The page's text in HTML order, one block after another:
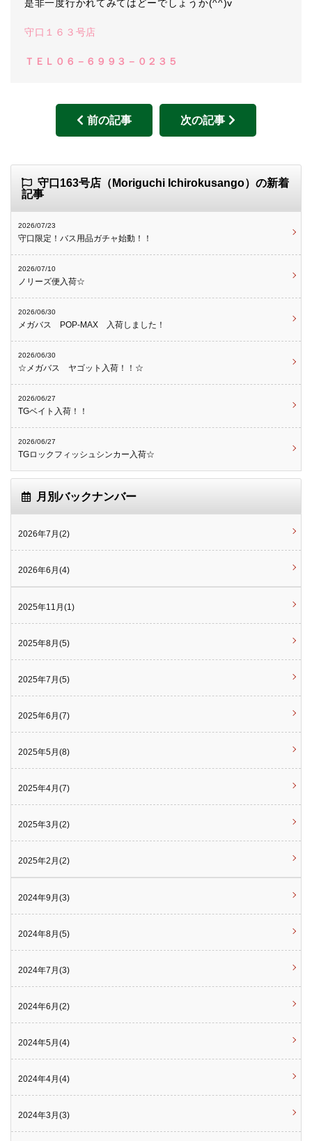
是非一度行かれてみてはどーでしょうか(^^)v
守口１６３号店
ＴＥＬ０６－６９９３－０２３５
前の記事 次の記事
守口163号店（Moriguchi Ichirokusango）の新着
記事
2026/07/23
守口限定！バス用品ガチャ始動！！
2026/07/10
ノリーズ便入荷☆
2026/06/30
メガバス POP-MAX 入荷しました！
2026/06/30
☆メガバス ヤゴット入荷！！☆
2026/06/27
TGベイト入荷！！
2026/06/27
TGロックフィッシュシンカー入荷☆
月別バックナンバー
2026年7月(2)
2026年6月(4)
2025年11月(1)
2025年8月(5)
2025年7月(5)
2025年6月(7)
2025年5月(8)
2025年4月(7)
2025年3月(2)
2025年2月(2)
2024年9月(3)
2024年8月(5)
2024年7月(3)
2024年6月(2)
2024年5月(4)
2024年4月(4)
2024年3月(3)